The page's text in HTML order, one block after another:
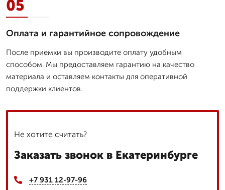
05
Оплата и гарантийное сопровождение
После приемки вы производите оплату удобным
способом. Мы предоставляем гарантию на качество
материала и оставляем контакты для оперативной
поддержки клиентов.
Не хотите считать?
Заказать звонок в Екатеринбурге
+7 931 12-97-96